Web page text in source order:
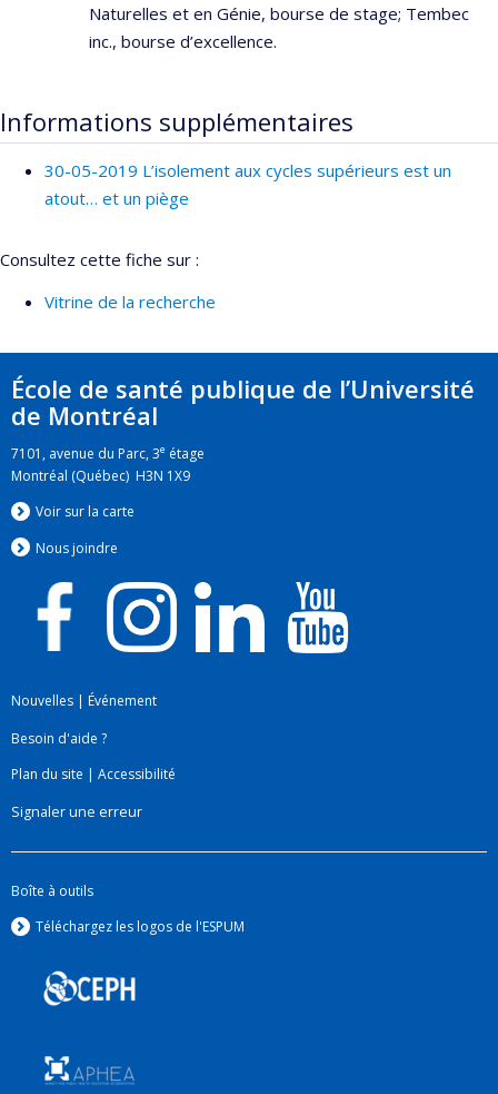
Naturelles et en Génie, bourse de stage; Tembec
inc., bourse d’excellence.
Informations supplémentaires
30-05-2019 L’isolement aux cycles supérieurs est un
atout… et un piège
Consultez cette fiche sur :
Vitrine de la recherche
École de santé publique de l’Université
de Montréal
7101, avenue du Parc, 3e étage
Montréal (Québec) H3N 1X9
Voir sur la carte
Nous joindre
Nouvelles | Événement
Besoin d'aide ?
Plan du site | Accessibilité
Signaler une erreur
Boîte à outils
Téléchargez les logos de l'ESPUM